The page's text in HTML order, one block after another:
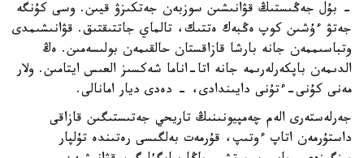
- بۇل جەڭىستىڭ قۋانىشىن سوزبەن جەتكىزۋ قيىن. وسى كۇنگە
جەتۋ ءۇشىن كوپ ەڭبەك ەتتىك، تالماي جاتتىقتىق. قۋانىشىمدى
وتباسىممەن جانە بارشا قازاقستان حالقىمەن بولىسەمىن. ەڭ
الدىمەن باپكەرلەرىمە جانە اتا-اناما شەكسىز العىس ايتامىن. ولار
مەنى كۇنى-ءتۇنى دايىندادى، - دەدى ديار امانالى.
جەرلەستەرى الەم چەمپيونىنىڭ تاريحي جەتىستىگىن قازاقى
داستۇرمەن اتاپ ءوتىپ، قۇرمەت بەلگىسى رەتىندە تۇلپار